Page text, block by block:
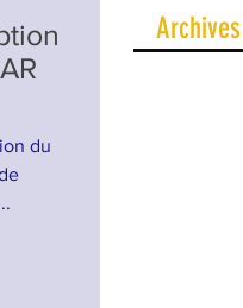
du
Archives